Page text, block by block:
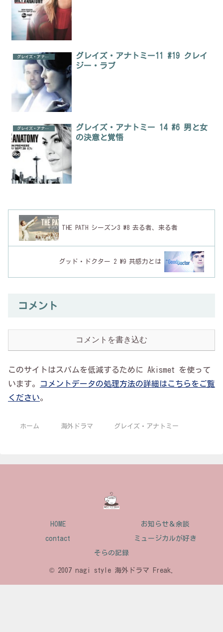
グレイズ・アナトミー
グレイズ・アナトミー11 #19 クレイ
ジー・ラブ
グレイズ・アナトミー
グレイズ・アナトミー 14 #6 男と女
の決意と覚悟
THE PATH シーズン3 #8 去る者、来る者
グッド・ドクター 2 #9 共感力とは
コメント
コメントを書き込む
このサイトはスパムを低減するために Akismet を使って
います。
コメントデータの処理方法の詳細はこちらをご覧
ください。
ホーム 海外ドラマ グレイズ・アナトミー
HOME お知らせ＆余談
contact ミュージカルが好き
そらの記録
© 2007 nagi style 海外ドラマ Freak.